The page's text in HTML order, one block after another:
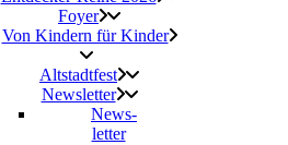
Foy­er
Von Kin­dern für Kinder
Alt­stadt­fest
News­let­ter
News­
let­ter